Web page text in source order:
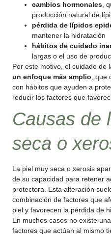
cambios hormonales ,
producción natural de
pérdida de lípidos
mantener la hidratación
hábitos de cuidado
largas o el uso de
Por este motivo, el cuidado de
un enfoque más amplio ,
con hábitos que ayuden a
reducir los factores que
Causas de
seca o
La piel muy seca o xerosis
de su capacidad para retener
protectora. Esta alteración
combinación de factores que
piel y favorecen la pérdida de
En muchos casos no existe
factores que actúan al mismo